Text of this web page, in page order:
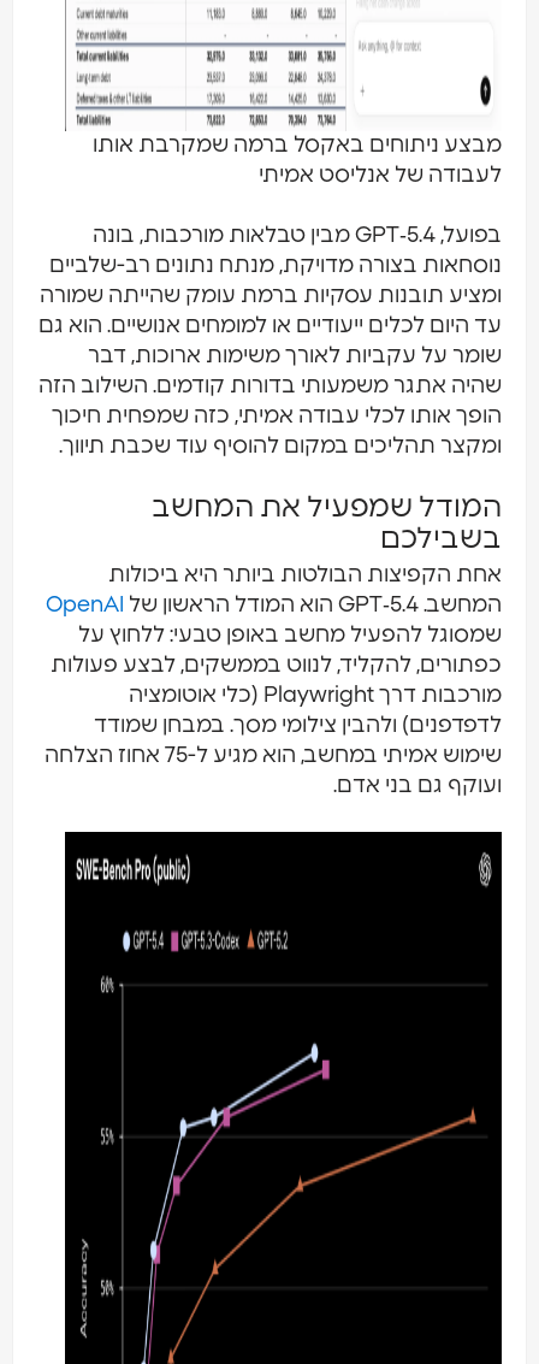
מבצע ניתוחים באקסל ברמה שמקרבת אותו
לעבודה של אנליסט אמיתי
בפועל, GPT‑5.4 מבין טבלאות מורכבות, בונה
נוסחאות בצורה מדויקת, מנתח נתונים רב-שלביים
ומציע תובנות עסקיות ברמת עומק שהייתה שמורה
עד היום לכלים ייעודיים או למומחים אנושיים. הוא גם
שומר על עקביות לאורך משימות ארוכות, דבר
שהיה אתגר משמעותי בדורות קודמים. השילוב הזה
הופך אותו לכלי עבודה אמיתי, כזה שמפחית חיכוך
ומקצר תהליכים במקום להוסיף עוד שכבת תיווך.
המודל שמפעיל את המחשב
בשבילכם
אחת הקפיצות הבולטות ביותר היא ביכולות
המחשב. GPT‑5.4 הוא המודל הראשון של
OpenAI
שמסוגל להפעיל מחשב באופן טבעי: ללחוץ על
כפתורים, להקליד, לנווט בממשקים, לבצע פעולות
מורכבות דרך Playwright (כלי אוטומציה
לדפדפנים) ולהבין צילומי מסך. במבחן שמודד
שימוש אמיתי במחשב, הוא מגיע ל-75 אחוז הצלחה
ועוקף גם בני אדם.